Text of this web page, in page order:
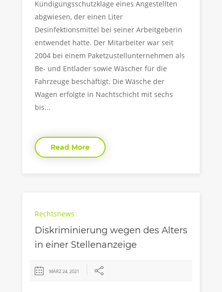
Kündigungsschutzklage eines Angestellten
abgwiesen, der einen Liter
Desinfektionsmittel bei seiner Arbeitgeberin
entwendet hatte. Der Mitarbeiter war seit
2004 bei einem Paketzustellunternehmen als
Be- und Entlader sowie Wäscher für die
Fahrzeuge beschäftigt. Die Wäsche der
Wagen erfolgte in Nachtschicht mit sechs
bis...
Read More
Rechtsnews
Diskriminierung wegen des Alters
in einer Stellenanzeige
MÄRZ 24, 2021